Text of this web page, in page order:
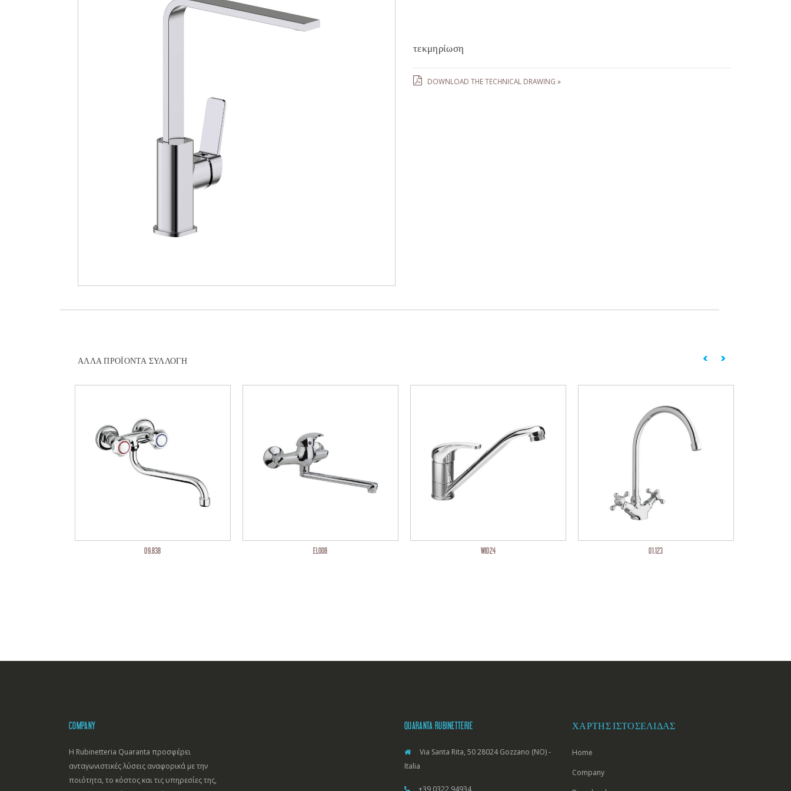
τεκμηρίωση
DOWNLOAD THE TECHNICAL DRAWING »
ΆΛΛΑ ΠΡΟΪΌΝΤΑ ΣΥΛΛΟΓΉ
09.838 EL008 WI024 01.123
COMPANY
Η Rubinetteria Quaranta προσφέρει
ανταγωνιστικές λύσεις αναφορικά με την
ποιότητα, το κόστος και τις υπηρεσίες της,
QUARANTA RUBINETTERIE
Via Santa Rita, 50 28024 Gozzano (NO) -
Italia
+39 0322 94934
ΧΆΡΤΗΣ ΙΣΤΟΣΕΛΊΔΑΣ
Home
Company